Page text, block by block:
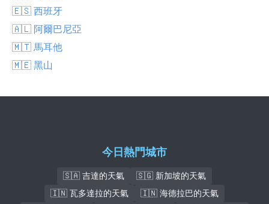
🇪🇸 西班牙
🇦🇱 阿爾巴尼亞
🇲🇹 馬耳他
🇲🇪 黑山
今日熱門城市
🇸🇦 吉達的天氣
🇸🇬 新加坡的天氣
🇮🇳 瓦多達拉的天氣
🇮🇳 海德拉巴的天氣